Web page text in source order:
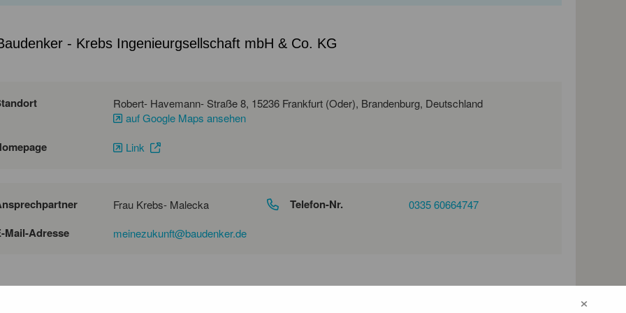
- Krebs Ingenieurgsellschaft mbH & Co. KG
Robert- Havemann- Straße 8, 15236 Frankfurt (Oder), Brandenburg, Deutschland
auf Google Maps ansehen
Link
Frau Krebs- Malecka Telefon-Nr. 0335 60664747
Mail-Adresse meinezukunft@baudenker.de
Baudenker steht für die zuverlässige Planung und Realisierung anspruchsvoller Bauprojekte.
×